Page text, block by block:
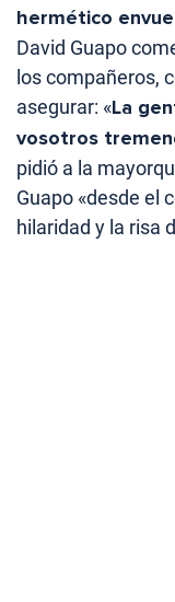
hermético
David Guapo
los compañeros,
asegurar: «La
vosotros
pidió a la
Guapo «desde el
hilaridad y la risa